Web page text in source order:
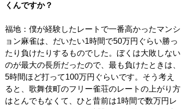
くんですか？
福地：僕が経験したレートで一番高かったマンシ
ョン麻雀は、だいたい1時間で50万円ぐらい勝っ
たり負けたりするものでした。ぼくは大敗しない
のが最大の長所だったので、最も負けたときは、
5時間ほど打って100万円ぐらいです。そう考え
ると、歌舞伎町のフリー雀荘のレートの上がり方
はとんでもなくて、ひと昔前は1時間で数万円レ